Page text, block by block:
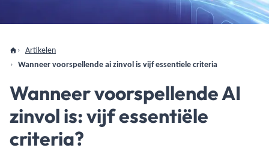
Artikelen
Wanneer voorspellende ai zinvol is vijf essentiele criteria
Wanneer voorspellende AI
zinvol is: vijf essentiële
criteria?